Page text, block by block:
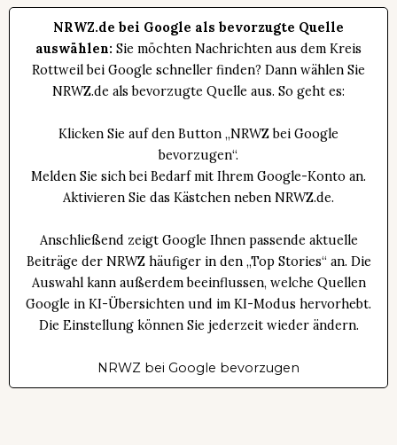
NRWZ.de bei Google als bevorzugte Quelle
auswählen: Sie möchten Nachrichten aus dem Kreis
Rottweil bei Google schneller finden? Dann wählen Sie
NRWZ.de als bevorzugte Quelle aus. So geht es:
Klicken Sie auf den Button „NRWZ bei Google
bevorzugen“.
Melden Sie sich bei Bedarf mit Ihrem Google-Konto an.
Aktivieren Sie das Kästchen neben NRWZ.de.
Anschließend zeigt Google Ihnen passende aktuelle
Beiträge der NRWZ häufiger in den „Top Stories“ an. Die
Auswahl kann außerdem beeinflussen, welche Quellen
Google in KI-Übersichten und im KI-Modus hervorhebt.
Die Einstellung können Sie jederzeit wieder ändern.
NRWZ bei Google bevorzugen